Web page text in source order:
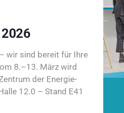
wir sind bereit für Ihre
8.–13. März wird
der Energie-
12.0 – Stand E41